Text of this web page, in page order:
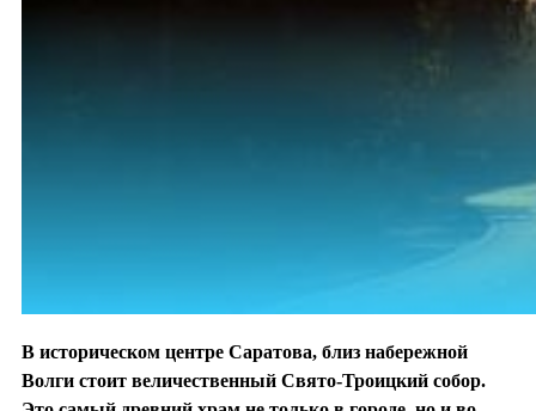
В историческом центре Саратова, близ набережной
Волги стоит величественный Свято-Троицкий собор.